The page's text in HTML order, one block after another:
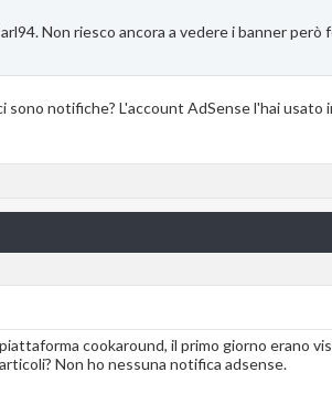
Non riesco ancora a vedere i banner però
notifiche? L'account AdSense l'hai usato
cookaround, il primo giorno erano
Non ho nessuna notifica adsense.